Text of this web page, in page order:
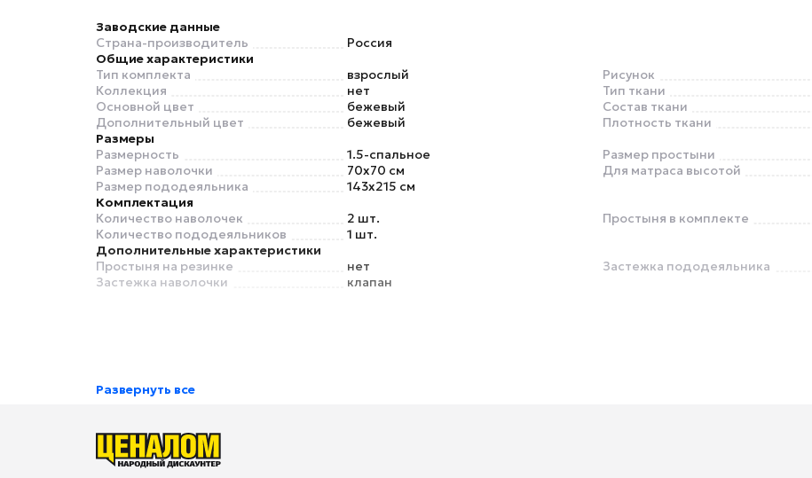
Заводские данные
Страна-производитель
Россия
Общие характеристики
Тип комплекта
взрослый
Коллекция
нет
Основной цвет
бежевый
Дополнительный цвет
бежевый
Рисунок
Тип ткани
Состав ткани
Плотность ткани
Размеры
Размерность
1.5-спальное
Размер наволочки
70x70 см
Размер пододеяльника
143x215 см
Размер простыни
Для матраса высотой
Комплектация
Количество наволочек
2 шт.
Количество пододеяльников
1 шт.
Простыня в комплекте
Дополнительные характеристики
Простыня на резинке
нет
Застежка наволочки
клапан
Застежка пододеяльника
Развернуть все